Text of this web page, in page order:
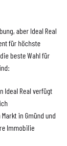
aber Ideal Real
für höchste
beste Wahl für
Ideal Real verfügt
in Gmünd und
Immobilie